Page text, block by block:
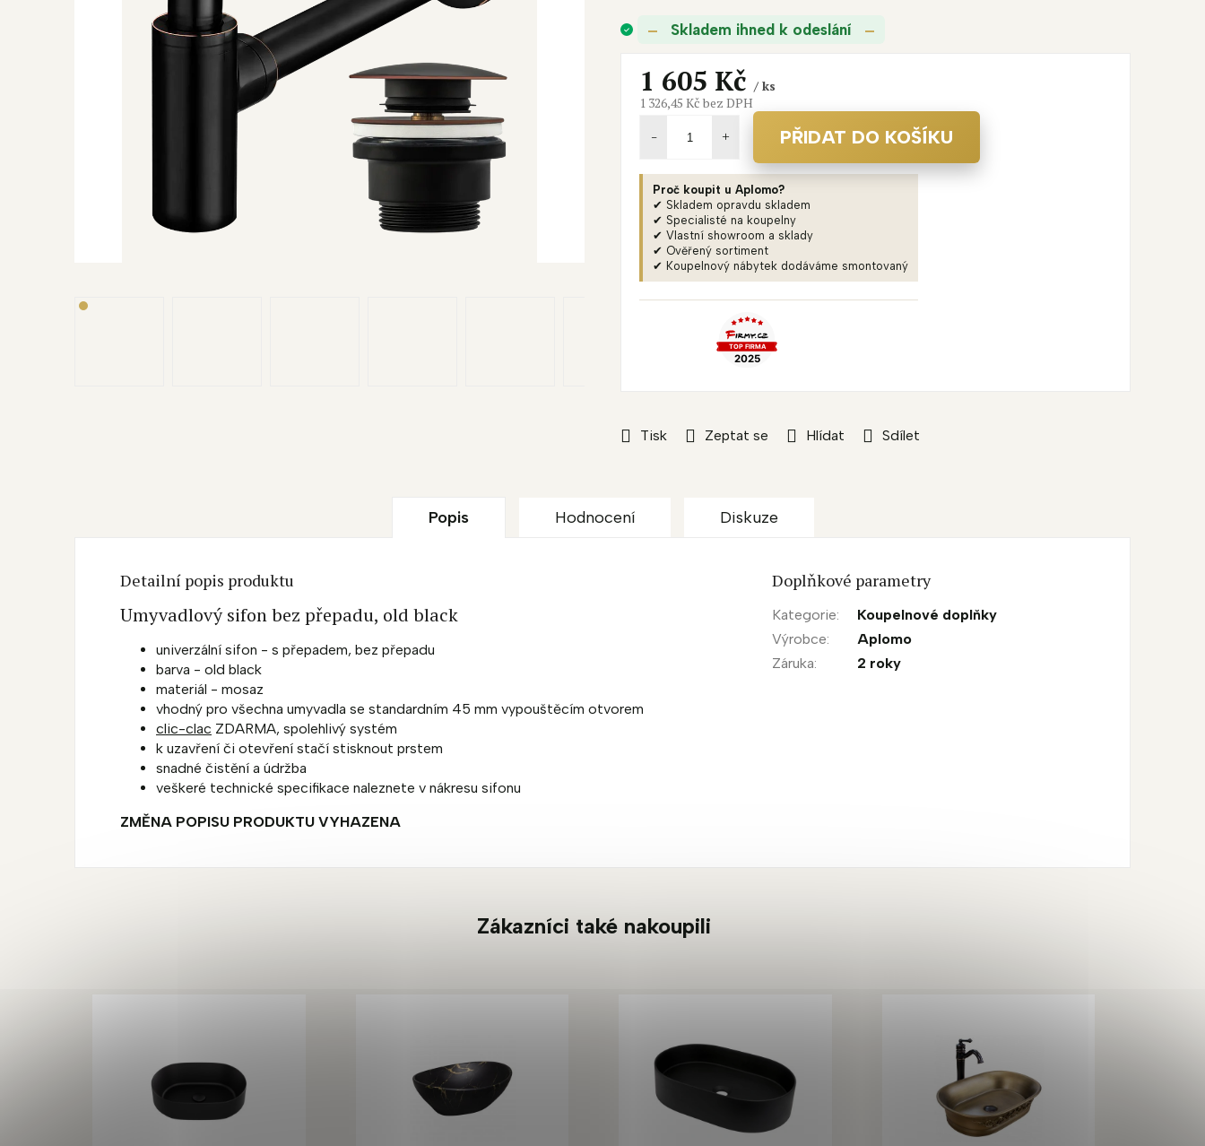
Skladem ihned k odeslání
Tisk Zeptat se Hlídat Sdílet
0,0
hvězdiček.
1 605 Kč/ ks
1 326,45 Kč bez DPH
PŘIDAT DO KOŠÍKU
Proč koupit u Aplomo?
✔ Skladem opravdu skladem
✔ Specialisté na koupelny
✔ Vlastní showroom a sklady
✔ Ověřený sortiment
✔ Koupelnový nábytek dodáváme smontovaný
Popis Hodnocení Diskuze
Detailní popis produktu
Umyvadlový sifon bez přepadu, old black
univerzální sifon - s přepadem, bez přepadu
barva - old black
materiál - mosaz
vhodný pro všechna umyvadla se standardním 45 mm vypouštěcím otvorem
clic-clac ZDARMA, spolehlivý systém
k uzavření či otevření stačí stisknout prstem
snadné čistění a údržba
veškeré technické specifikace naleznete v nákresu sifonu
ZMĚNA POPISU PRODUKTU VYHAZENA
Doplňkové parametry
Kategorie:
Koupelnové doplňky
Výrobce:
Aplomo
Záruka: 2 roky
Zákazníci také nakoupili